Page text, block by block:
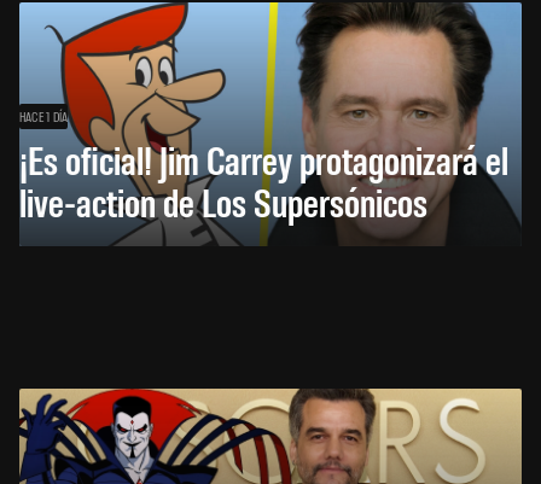
HACE 1 DÍA
¡Es oficial! Jim Carrey protagonizará el
live-action de Los Supersónicos